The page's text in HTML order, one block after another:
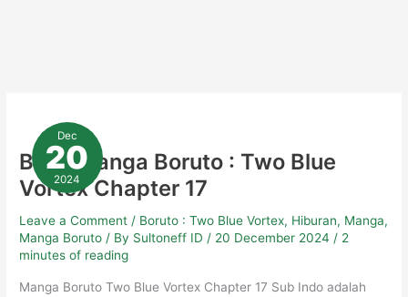
Dec
20
2024
Baca Manga Boruto : Two Blue
Vortex Chapter 17
Leave a Comment / Boruto : Two Blue Vortex, Hiburan, Manga,
Manga Boruto / By Sultoneff ID / 20 December 2024 / 2
minutes of reading
Manga Boruto Two Blue Vortex Chapter 17 Sub Indo adalah
Manga
Boruto
Two
Blue
Vortex
Chapter